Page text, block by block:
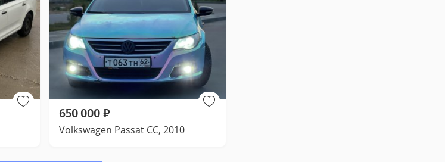
650 000 ₽
Volkswagen Passat CC, 2010